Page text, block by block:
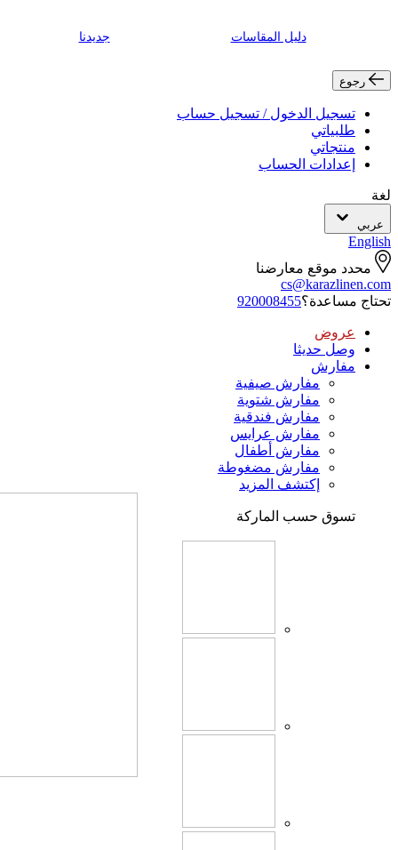
دليل المقاسات جديدنا
رجوع
تسجيل الدخول / تسجيل حساب
طلبياتي
منتجاتي
إعدادات الحساب
لغة
عربي
English
محدد موقع معارضنا
cs@karazlinen.com
تحتاج مساعدة؟920008455
عروض
وصل حديثا
مفارش
مفارش صيفية
مفارش شتوية
مفارش فندقية
مفارش عرايس
مفارش أطفال
مفارش مضغوطة
إكتشف المزيد
تسوق حسب الماركة